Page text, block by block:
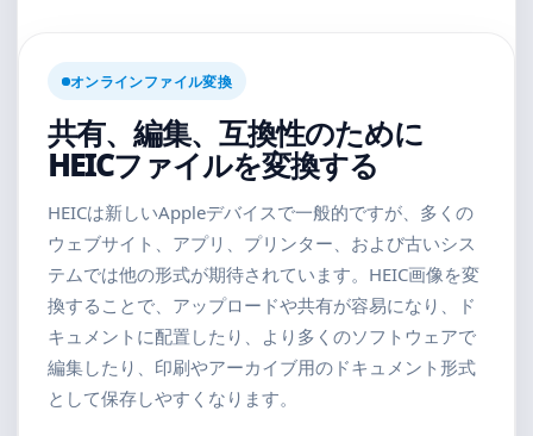
オンラインファイル変換
共有、編集、互換性のために
HEICファイルを変換する
HEICは新しいAppleデバイスで一般的ですが、多くの
ウェブサイト、アプリ、プリンター、および古いシス
テムでは他の形式が期待されています。HEIC画像を変
換することで、アップロードや共有が容易になり、ド
キュメントに配置したり、より多くのソフトウェアで
編集したり、印刷やアーカイブ用のドキュメント形式
として保存しやすくなります。